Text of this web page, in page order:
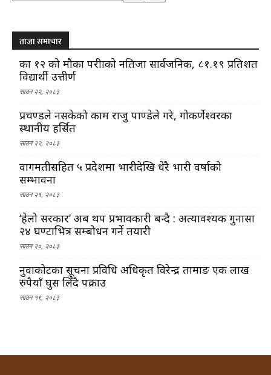
ताजा समाचार
कक्षा १२ को मौका परीक्षाको नतिजा सार्वजनिक, ८१.१९ प्रतिशत
विद्यार्थी उत्तीर्ण
साउन २२, २०८३
प्रचण्डले नसकेको काम राजु पाण्डेले गरे, गोकर्णेश्वरका
स्थानीय हर्सित
साउन २२, २०८३
वागमतीसहित ५ प्रदेशमा भारीदेखि धेरै भारी वर्षाको
सम्भावना
साउन २१, २०८३
‘हेलो सरकार’ अब थप प्रभावकारी बन्दै : अत्यावश्यक गुनासा
२४ घण्टाभित्र सम्बोधन गर्ने तयारी
साउन २०, २०८३
नुवाकोटका सूचना प्रविधि अधिकृत विरेन्द्र तामाङ एक लाख
रुपैयाँ घुस लिँदै पक्राउ
साउन १९, २०८३